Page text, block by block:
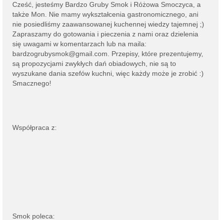
Cześć, jesteśmy Bardzo Gruby Smok i Różowa Smoczyca, a
także Mon. Nie mamy wykształcenia gastronomicznego, ani
nie posiedliśmy zaawansowanej kuchennej wiedzy tajemnej ;)
Zapraszamy do gotowania i pieczenia z nami oraz dzielenia
się uwagami w komentarzach lub na maila:
bardzogrubysmok@gmail.com . Przepisy, które prezentujemy,
są propozycjami zwykłych dań obiadowych, nie są to
wyszukane dania szefów kuchni, więc każdy może je zrobić :)
Smacznego!
Współpraca z:
Smok poleca: